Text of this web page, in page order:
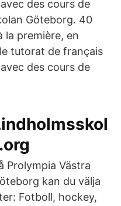
des cours de
Göteborg. 40
la première, en
tutorat de français
des cours de
Prolympia Västra
kan du välja
Fotboll, hockey,